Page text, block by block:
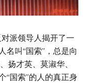
派领导人揭开了一
名叫“国索”，总是向
扬才英、莫淑华、
“国索”的人的真正身